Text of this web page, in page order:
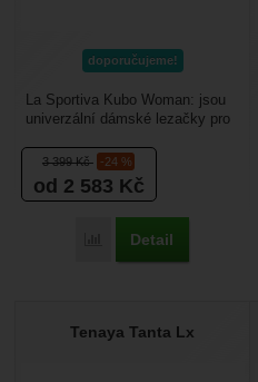
doporučujeme!
3 399Kč -24 %
od 2 583 Kč
Porovnat
Detail
La Sportiva Kubo Woman: jsou
univerzální dámské lezačky pro
lezce. Využijete...
Tenaya Tanta Lx